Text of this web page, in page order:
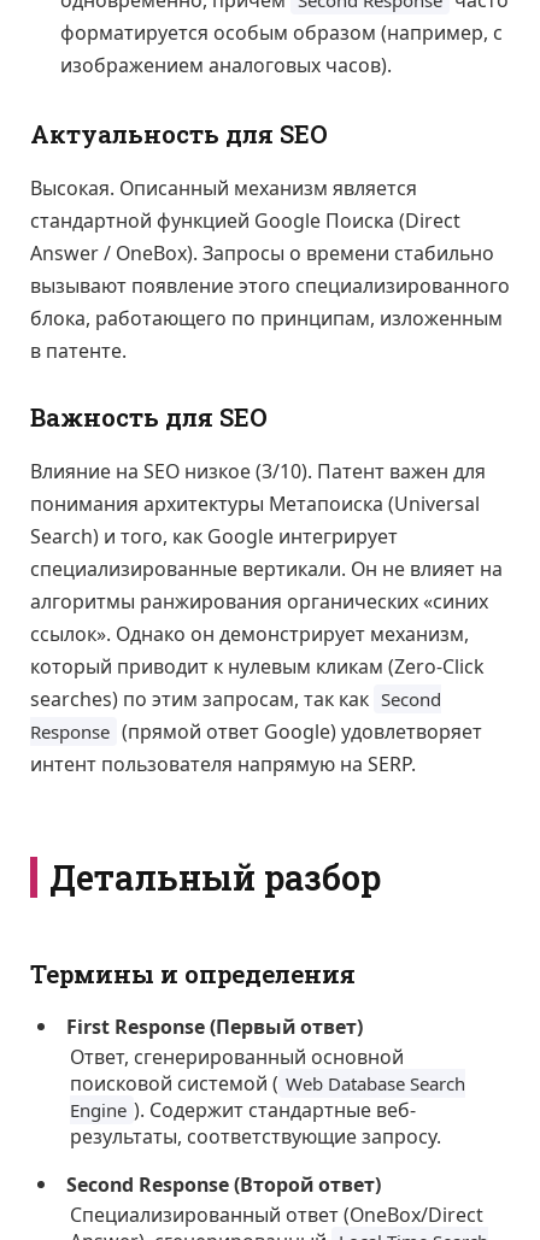
форматируется особым образом (например, с
изображением аналоговых часов).
Актуальность для SEO
Высокая. Описанный механизм является
стандартной функцией Google Поиска (Direct
Answer / OneBox). Запросы о времени стабильно
вызывают появление этого специализированного
блока, работающего по принципам, изложенным
в патенте.
Важность для SEO
Влияние на SEO низкое (3/10). Патент важен для
понимания архитектуры Метапоиска (Universal
Search) и того, как Google интегрирует
специализированные вертикали. Он не влияет на
алгоритмы ранжирования органических «синих
ссылок». Однако он демонстрирует механизм,
который приводит к нулевым кликам (Zero-Click
searches) по этим запросам, так как Second
Response (прямой ответ Google) удовлетворяет
интент пользователя напрямую на SERP.
Детальный разбор
Термины и определения
First Response (Первый ответ)
Ответ, сгенерированный основной
поисковой системой ( Web Database Search
Engine ). Содержит стандартные веб-
результаты, соответствующие запросу.
Second Response (Второй ответ)
Специализированный ответ (OneBox/Direct